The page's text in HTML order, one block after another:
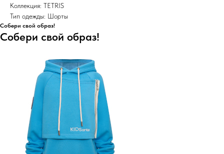
Коллекция: TETRIS
Тип одежды: Шорты
Собери свой образ!
Собери свой образ!